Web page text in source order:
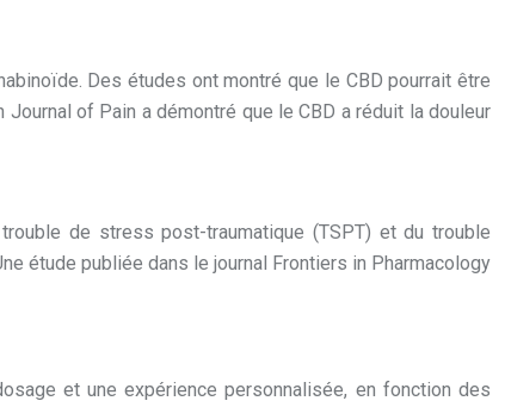
Des études ont montré que le CBD pourrait être
of Pain a démontré que le CBD a réduit la douleur
de stress post-traumatique (TSPT) et du trouble
étude publiée dans le journal Frontiers in Pharmacology
et une expérience personnalisée, en fonction des